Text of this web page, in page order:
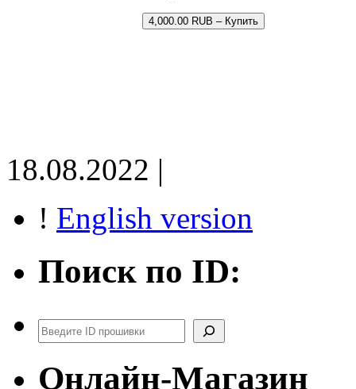
4,000.00 RUB – Купить
18.08.2022 |
! English version
Поиск по ID:
Поиск
Онлайн-Магазин